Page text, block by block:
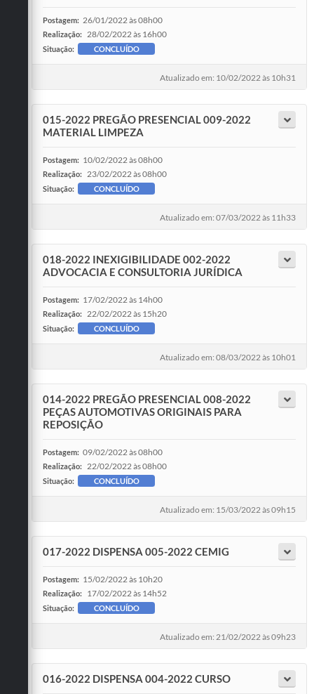
Postagem: 26/01/2022 às 08h00
Realização: 28/02/2022 às 16h00
Situação: CONCLUÍDO
Atualizado em: 10/02/2022 às 10h31
015-2022 PREGÃO PRESENCIAL 009-2022
MATERIAL LIMPEZA
Postagem: 10/02/2022 às 08h00
Realização: 23/02/2022 às 08h00
Situação: CONCLUÍDO
Atualizado em: 07/03/2022 às 11h33
018-2022 INEXIGIBILIDADE 002-2022
ADVOCACIA E CONSULTORIA JURÍDICA
Postagem: 17/02/2022 às 14h00
Realização: 22/02/2022 às 15h20
Situação: CONCLUÍDO
Atualizado em: 08/03/2022 às 10h01
014-2022 PREGÃO PRESENCIAL 008-2022
PEÇAS AUTOMOTIVAS ORIGINAIS PARA
REPOSIÇÃO
Postagem: 09/02/2022 às 08h00
Realização: 22/02/2022 às 08h00
Situação: CONCLUÍDO
Atualizado em: 15/03/2022 às 09h15
017-2022 DISPENSA 005-2022 CEMIG
Postagem: 15/02/2022 às 10h20
Realização: 17/02/2022 às 14h52
Situação: CONCLUÍDO
Atualizado em: 21/02/2022 às 09h23
016-2022 DISPENSA 004-2022 CURSO